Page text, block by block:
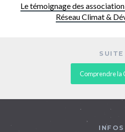
Le témoignage des
Réseau Climat &
SUITE
Comprendre la
INFOS